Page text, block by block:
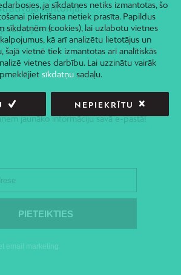
teritorijā.
E-PASTĀ
jaunāko informāciju savā e-pastā!
ja sīkdatnes netiks izmantotas, šo
piekrišana netiek prasīta. Papildus
sīkdatnēm (cookies), lai uzlabotu vietnes
kā arī analizētu lietotājus un
šajā vietnē tiek izmantotas arī analītiskās
vietnes darbību. Lai uzzinātu vairāk
sīkdatņusadaļu.
NEPIEKRĪTU